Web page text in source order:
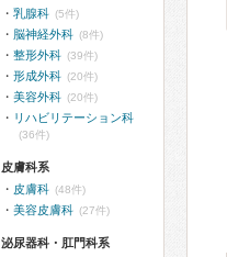
乳腺科 (5件)
脳神経外科 (8件)
整形外科 (39件)
形成外科 (20件)
美容外科 (20件)
リハビリテーション科
(36件)
皮膚科系
皮膚科 (48件)
美容皮膚科 (27件)
泌尿器科・肛門科系